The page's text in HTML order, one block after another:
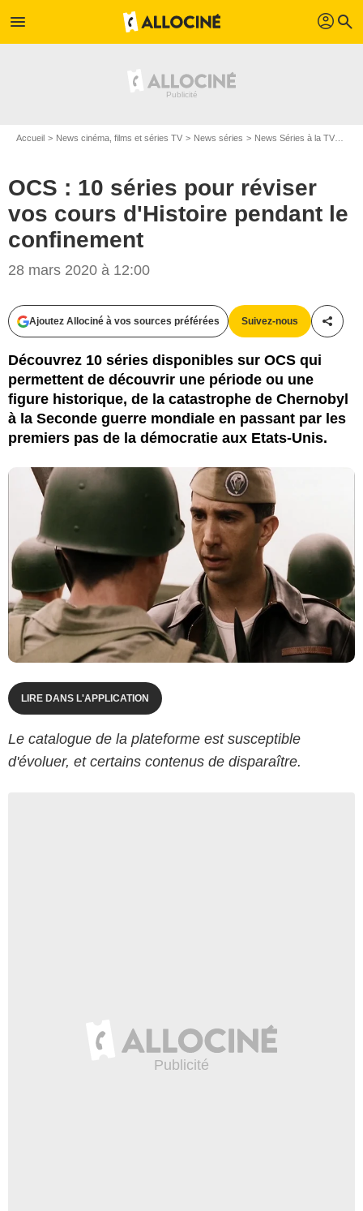
menu profil search
Accueil News cinéma, films et séries TV News séries News Séries à la TV
OCS : 10 séries pour réviser
vos cours d'Histoire pendant le
confinement
28 mars 2020 à 12:00
Ajoutez Allociné à vos sources préférées Suivez-nous
Découvrez 10 séries disponibles sur OCS qui
permettent de découvrir une période ou une
figure historique, de la catastrophe de Chernobyl
à la Seconde guerre mondiale en passant par les
premiers pas de la démocratie aux Etats-Unis.
LIRE DANS L'APPLICATION
Le catalogue de la plateforme est susceptible
d'évoluer, et certains contenus de disparaître.